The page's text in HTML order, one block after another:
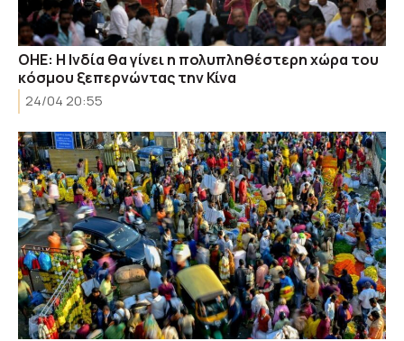
ΟΗΕ: Η Ινδία θα γίνει η πολυπληθέστερη χώρα του
κόσμου ξεπερνώντας την Κίνα
24/04 20:55